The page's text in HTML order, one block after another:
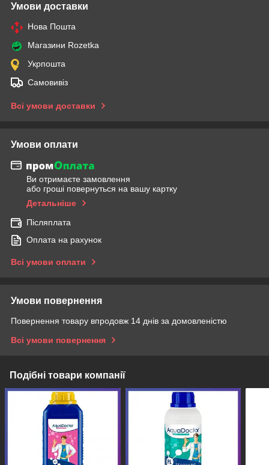
Умови доставки
Нова Пошта
Магазини Rozetka
Укрпошта
Самовивіз
Всі умови доставки
Умови оплати
Ви отримаєте замовлення
або гроші повернуться на вашу картку
Детальніше
Післяплата
Оплата на рахунок
Всі умови оплати
Умови повернення
Повернення товару впродовж 14 днів за домовленістю
Всі умови повернення
Подібні товари компанії